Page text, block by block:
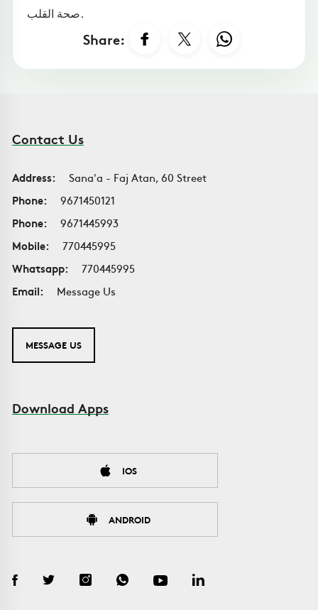
صحة القلب.
Share:
Contact Us
Address:
Sana'a - Faj Atan, 60 Street
Phone:
9671450121
Phone:
9671445993
Mobile:
770445995
Whatsapp:
770445995
Email:
Message Us
MESSAGE US
Download Apps
IOS
ANDROID